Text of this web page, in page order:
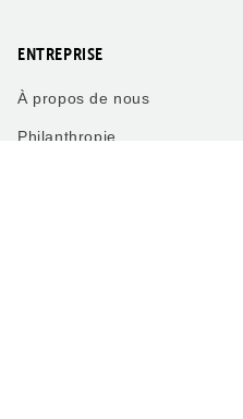
ENTREPRISE
À propos de nous
Philanthropie